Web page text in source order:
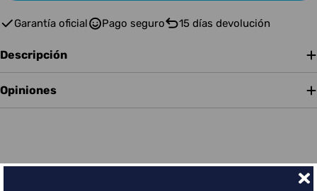
Garantía oficial Pago seguro 15 días devolución
Descripción
Opiniones